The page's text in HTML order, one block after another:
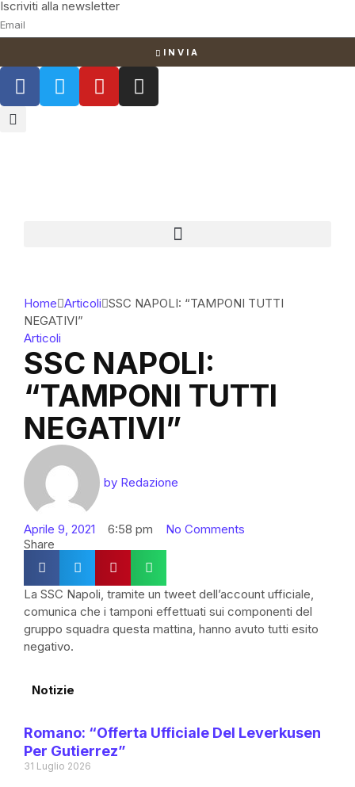
Iscriviti alla newsletter
INVIA
Home Articoli SSC NAPOLI: “TAMPONI TUTTI
NEGATIVI”
Articoli
SSC NAPOLI:
“TAMPONI TUTTI
NEGATIVI”
by Redazione
Aprile 9, 2021 6:58 pm
No Comments
Share
La SSC Napoli, tramite un tweet dell’account ufficiale,
comunica che i tamponi effettuati sui componenti del
gruppo squadra questa mattina, hanno avuto tutti esito
negativo.
Notizie
Romano: “Offerta Ufficiale Del Leverkusen
Per Gutierrez”
31 Luglio 2026